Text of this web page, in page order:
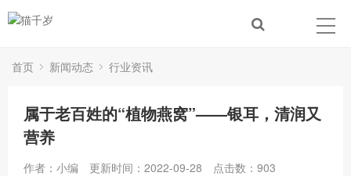
首页 新闻动态 行业资讯
属于老百姓的“植物燕窝”——银耳，清润又
营养
作者：小编 更新时间：2022-09-28 点击数： 903